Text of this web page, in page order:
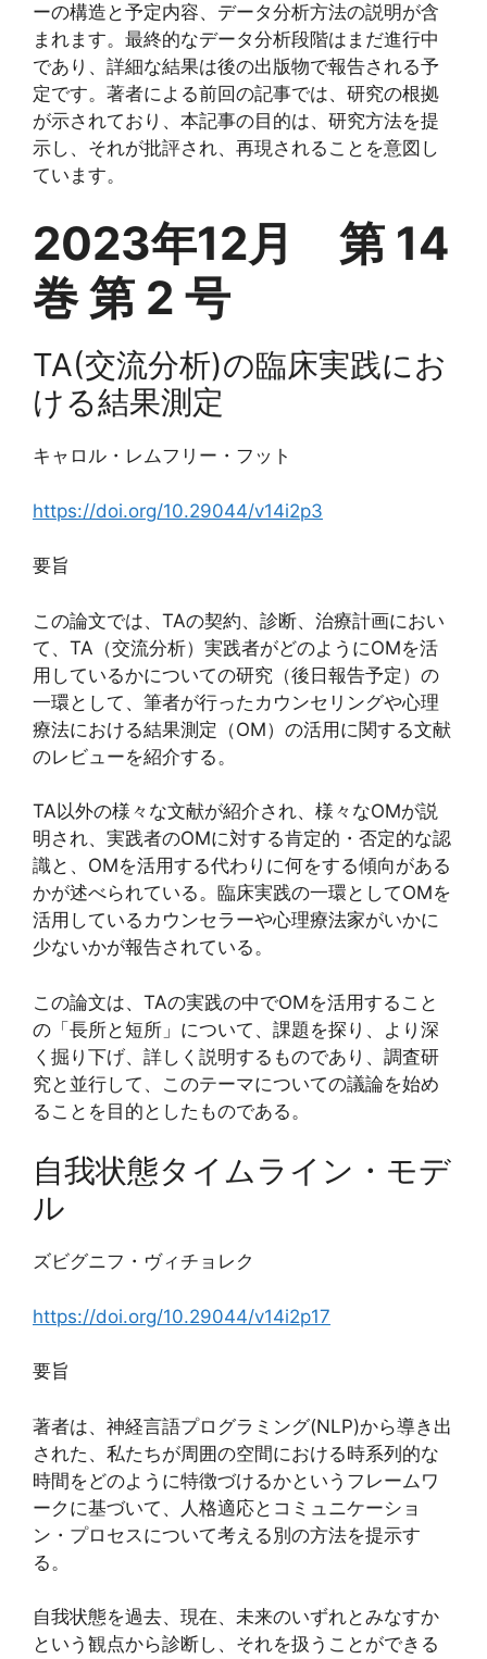
ーの構造と予定内容、データ分析方法の説明が含
まれます。最終的なデータ分析段階はまだ進行中
であり、詳細な結果は後の出版物で報告される予
定です。著者による前回の記事では、研究の根拠
が示されており、本記事の目的は、研究方法を提
示し、それが批評され、再現されることを意図し
ています。
2023年12月 第 14
巻 第 2 号
TA(交流分析)の臨床実践にお
ける結果測定
キャロル・レムフリー・フット
https://doi.org/10.29044/v14i2p3
要旨
この論文では、TAの契約、診断、治療計画におい
て、TA（交流分析）実践者がどのようにOMを活
用しているかについての研究（後日報告予定）の
一環として、筆者が行ったカウンセリングや心理
療法における結果測定（OM）の活用に関する文献
のレビューを紹介する。
TA以外の様々な文献が紹介され、様々なOMが説
明され、実践者のOMに対する肯定的・否定的な認
識と、OMを活用する代わりに何をする傾向がある
かが述べられている。臨床実践の一環としてOMを
活用しているカウンセラーや心理療法家がいかに
少ないかが報告されている。
この論文は、TAの実践の中でOMを活用すること
の「長所と短所」について、課題を探り、より深
く掘り下げ、詳しく説明するものであり、調査研
究と並行して、このテーマについての議論を始め
ることを目的としたものである。
自我状態タイムライン・モデ
ル
ズビグニフ・ヴィチョレク
https://doi.org/10.29044/v14i2p17
要旨
著者は、神経言語プログラミング(NLP)から導き出
された、私たちが周囲の空間における時系列的な
時間をどのように特徴づけるかというフレームワ
ークに基づいて、人格適応とコミュニケーショ
ン・プロセスについて考える別の方法を提示す
る。
自我状態を過去、現在、未来のいずれとみなすか
という観点から診断し、それを扱うことができる